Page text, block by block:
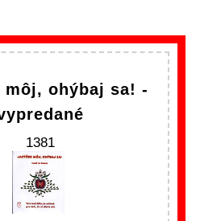
môj, ohýbaj sa! -
1381